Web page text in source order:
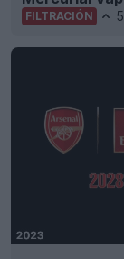
FILTRACIÓN 5